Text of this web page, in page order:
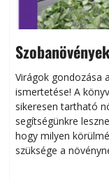
Virágok gondozása
ismertetése! A
sikeresen tart­ha­tó
segítségünkre
hogy milyen
szüksége a